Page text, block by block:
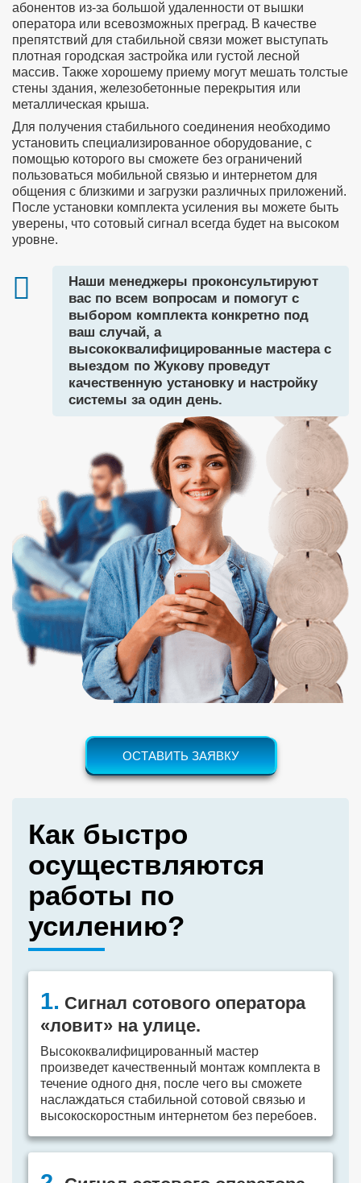
абонентов из-за большой удаленности от вышки
оператора или всевозможных преград. В качестве
препятствий для стабильной связи может выступать
плотная городская застройка или густой лесной
массив. Также хорошему приему могут мешать толстые
стены здания, железобетонные перекрытия или
металлическая крыша.
Для получения стабильного соединения необходимо
установить специализированное оборудование, с
помощью которого вы сможете без ограничений
пользоваться мобильной связью и интернетом для
общения с близкими и загрузки различных приложений.
После установки комплекта усиления вы можете быть
уверены, что сотовый сигнал всегда будет на высоком
уровне.
Наши менеджеры проконсультируют
вас по всем вопросам и помогут с
выбором комплекта конкретно под
ваш случай, а
высококвалифицированные мастера с
выездом по Жукову проведут
качественную установку и настройку
системы за один день.
ОСТАВИТЬ ЗАЯВКУ
Как быстро
осуществляются
работы по
усилению?
1. Сигнал сотового оператора
«ловит» на улице.
Высококвалифицированный мастер
произведет качественный монтаж комплекта в
течение одного дня, после чего вы сможете
наслаждаться стабильной сотовой связью и
высокоскоростным интернетом без перебоев.